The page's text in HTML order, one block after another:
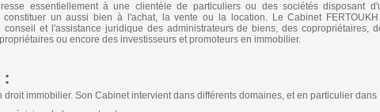
essentiellement à une clientèle de particuliers ou des sociétés disposant
un aussi bien à l'achat, la vente ou la location. Le Cabinet
et l'assistance juridique des administrateurs de biens, des copropriétaires,
ou encore des investisseurs et promoteurs en immobilier.
droit immobilier. Son Cabinet intervient dans différents domaines, et en particulier dans